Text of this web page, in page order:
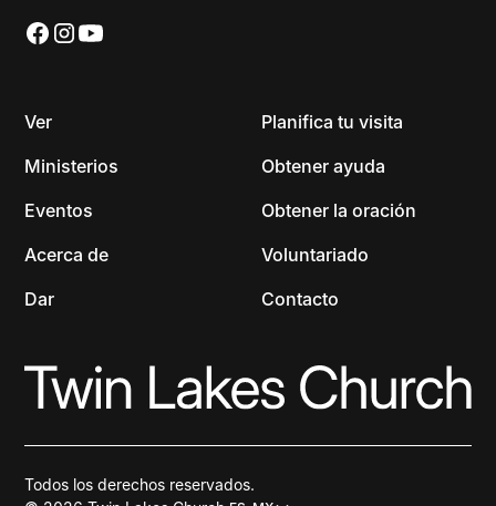
Ver
Ministerios
Eventos
Acerca de
Dar
Planifica tu visita
Obtener ayuda
Obtener la oración
Voluntariado
Contacto
Todos los derechos reservados.